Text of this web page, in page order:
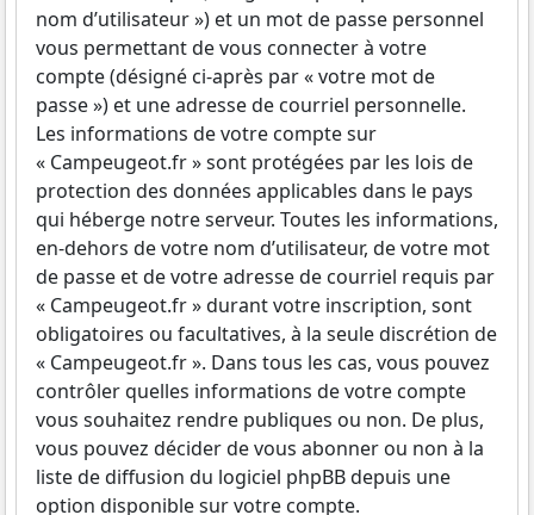
nom d’utilisateur ») et un mot de passe personnel
vous permettant de vous connecter à votre
compte (désigné ci-après par « votre mot de
passe ») et une adresse de courriel personnelle.
Les informations de votre compte sur
« Campeugeot.fr » sont protégées par les lois de
protection des données applicables dans le pays
qui héberge notre serveur. Toutes les informations,
en-dehors de votre nom d’utilisateur, de votre mot
de passe et de votre adresse de courriel requis par
« Campeugeot.fr » durant votre inscription, sont
obligatoires ou facultatives, à la seule discrétion de
« Campeugeot.fr ». Dans tous les cas, vous pouvez
contrôler quelles informations de votre compte
vous souhaitez rendre publiques ou non. De plus,
vous pouvez décider de vous abonner ou non à la
liste de diffusion du logiciel phpBB depuis une
option disponible sur votre compte.